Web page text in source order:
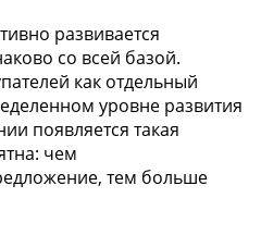
развивается
со всей базой.
как отдельный
уровне развития
появляется такая
чем
тем больше